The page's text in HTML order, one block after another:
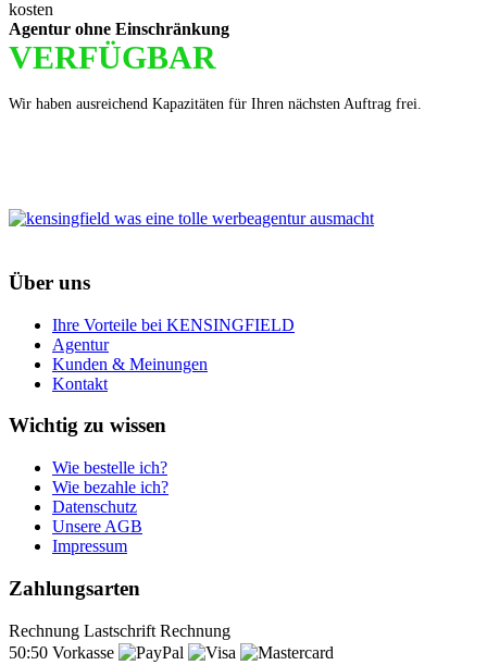
Agentur ohne Einschränkung
VERFÜGBAR
Wir haben ausreichend Kapazitäten für Ihren nächsten Auftrag frei.
Über uns
Ihre Vorteile bei KENSINGFIELD
Agentur
Kunden & Meinungen
Kontakt
Wichtig zu wissen
Wie bestelle ich?
Wie bezahle ich?
Datenschutz
Unsere AGB
Impressum
Zahlungsarten
Rechnung Lastschrift Rechnung
50:50 Vorkasse